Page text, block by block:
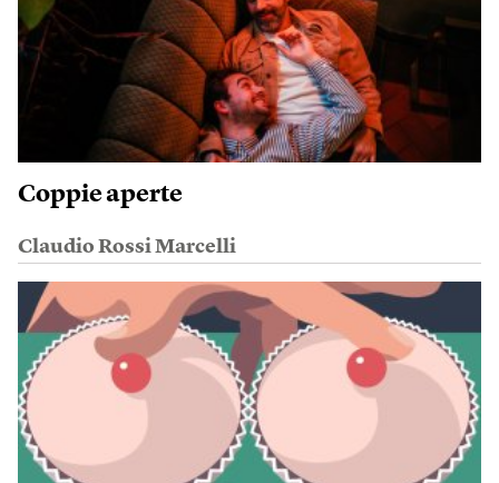
Coppie aperte
Claudio Rossi Marcelli